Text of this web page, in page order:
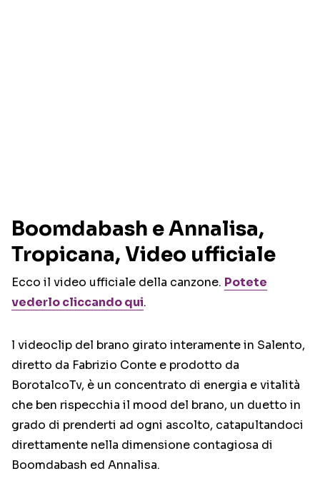
Boomdabash e Annalisa,
Tropicana, Video ufficiale
Ecco il video ufficiale della canzone. Potete
vederlo cliccando qui.
l videoclip del brano girato interamente in Salento,
diretto da Fabrizio Conte e prodotto da
BorotalcoTv, è un concentrato di energia e vitalità
che ben rispecchia il mood del brano, un duetto in
grado di prenderti ad ogni ascolto, catapultandoci
direttamente nella dimensione contagiosa di
Boomdabash ed Annalisa.